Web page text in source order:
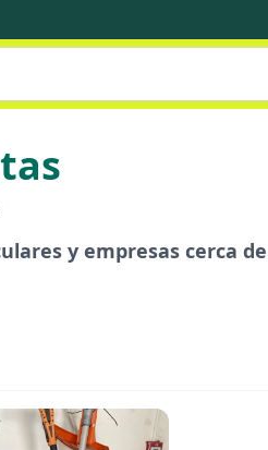
y empresas cerca